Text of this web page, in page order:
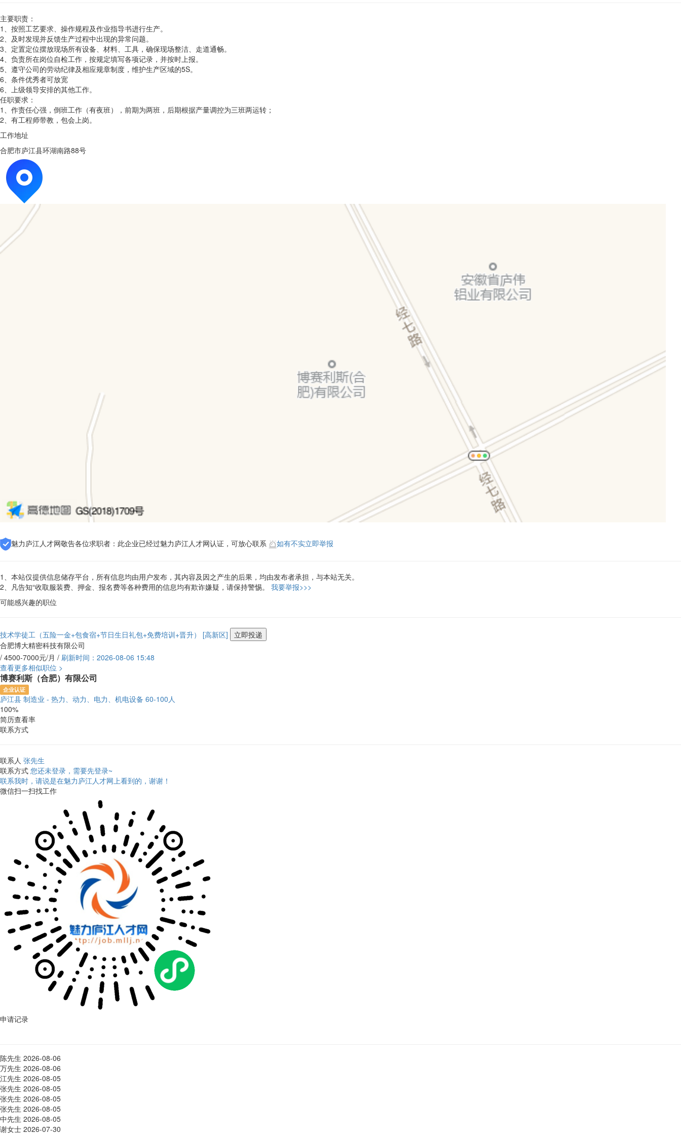
主要职责：
1、按照工艺要求、操作规程及作业指导书进行生产。
2、及时发现并反馈生产过程中出现的异常问题。
3、定置定位摆放现场所有设备、材料、工具，确保现场整洁、走道通畅。
4、负责所在岗位自检工作，按规定填写各项记录，并按时上报。
5、遵守公司的劳动纪律及相应规章制度，维护生产区域的5S。
6、条件优秀者可放宽
6、上级领导安排的其他工作。
任职要求：
1、作责任心强，倒班工作（有夜班），前期为两班，后期根据产量调控为三班两运转；
2、有工程师带教，包会上岗。
工作地址
合肥市庐江县环湖南路88号
魅力庐江人才网敬告各位求职者：此企业已经过魅力庐江人才网认证，可放心联系 如有不实立即举报
1、本站仅提供信息储存平台，所有信息均由用户发布，其内容及因之产生的后果，均由发布者承担，与本站无关。
2、凡告知“收取服装费、押金、报名费等各种费用的信息均有欺诈嫌疑，请保持警惕。 我要举报>>>
可能感兴趣的职位
技术学徒工（五险一金+包食宿+节日生日礼包+免费培训+晋升） [高新区]
立即投递
合肥博大精密科技有限公司
/ 4500-7000元/月 / 刷新时间：2026-08-06 15:48
查看更多相似职位 >
博赛利斯（合肥）有限公司
企业认证
庐江县 制造业 - 热力、动力、电力、机电设备 60-100人
100%
简历查看率
联系方式
联系人 张先生
联系方式 您还未登录，需要先登录~
联系我时，请说是在魅力庐江人才网上看到的，谢谢！
微信扫一扫找工作
申请记录
陈先生 2026-08-06
万先生 2026-08-06
江先生 2026-08-05
张先生 2026-08-05
张先生 2026-08-05
张先生 2026-08-05
中先生 2026-08-05
谢女士 2026-07-30